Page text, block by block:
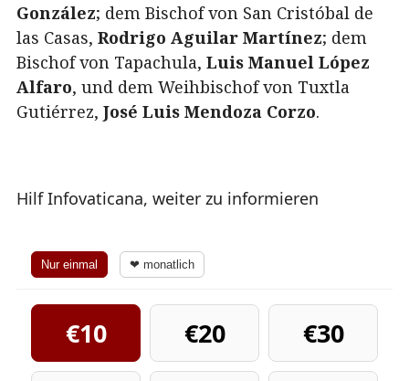
González; dem Bischof von San Cristóbal de
las Casas, Rodrigo Aguilar Martínez; dem
Bischof von Tapachula, Luis Manuel López
Alfaro, und dem Weihbischof von Tuxtla
Gutiérrez, José Luis Mendoza Corzo.
Hilf Infovaticana, weiter zu informieren
Nur einmal ❤ monatlich
€10 €20
€30